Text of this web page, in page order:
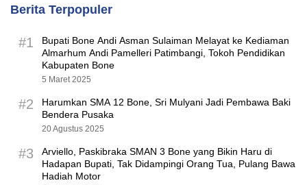
Berita Terpopuler
#1
Bupati Bone Andi Asman Sulaiman Melayat ke Kediaman
Almarhum Andi Pamelleri Patimbangi, Tokoh Pendidikan
Kabupaten Bone
5 Maret 2025
#2
Harumkan SMA 12 Bone, Sri Mulyani Jadi Pembawa Baki
Bendera Pusaka
20 Agustus 2025
#3
Arviello, Paskibraka SMAN 3 Bone yang Bikin Haru di
Hadapan Bupati, Tak Didampingi Orang Tua, Pulang Bawa
Hadiah Motor